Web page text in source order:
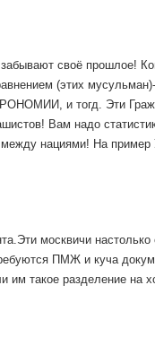
своё прошлое!
(этих
и тогд. Эти
Вам надо
между нациями! На
москвичи
ПМЖ и куча
им такое разделение на